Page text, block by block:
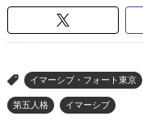
> イマーシブ・フォート東京
第五人格 イマーシブ